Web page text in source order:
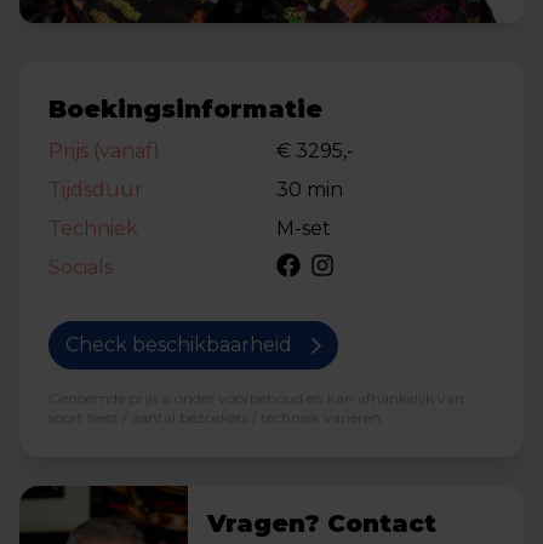
Boekingsinformatie
Prijs (vanaf)
€ 3295,-
Tijdsduur
30 min
Techniek
M-set
Socials
Check beschikbaarheid
Genoemde prijs is onder voorbehoud en kan afhankelijk van
soort feest / aantal bezoekers / techniek variëren.
Vragen? Contact